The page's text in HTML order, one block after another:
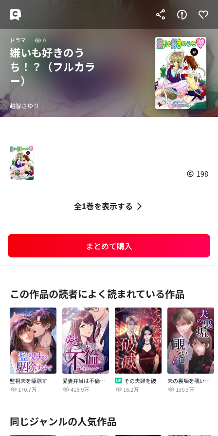
ドラマ 0
嫌いも好きのう
ち！？（フルカラ
ー）
越智さゆり
198
全1巻を表示する
まとめて購入
この作品の読者によく読まれている作品
監視夫を駆除するまで
170.7万
愛妻弁当は不倫に含まれますか？
416.9万
その夫婦を破滅させるまで
16.2万
夫の裏垢を覗いてみたら
130.3万
同じジャンルの人気作品